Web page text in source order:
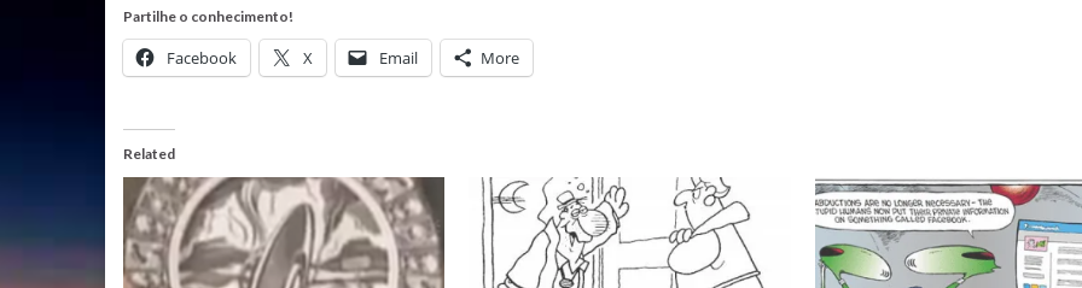
Partilhe o conhecimento!
Facebook X Email More
Related